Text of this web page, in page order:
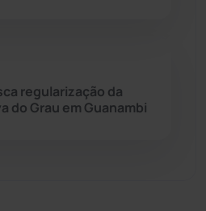
regularização da
do Grau em Guanambi